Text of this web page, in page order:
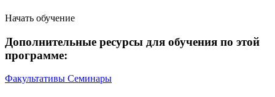
Начать обучение
Дополнительные ресурсы для обучения по этой
программе:
Факультативы Семинары